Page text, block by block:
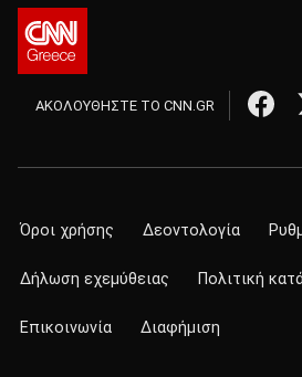
ΑΚΟΛΟΥΘΗΣΤΕ ΤΟ CNN.GR
Όροι χρήσης Δεοντολογία
Δήλωση εχεμύθειας Πολιτική
Επικοινωνία Διαφήμιση